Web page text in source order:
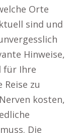
Orte
sind und
Hinweise,
für Ihre
zu
kosten,
Die